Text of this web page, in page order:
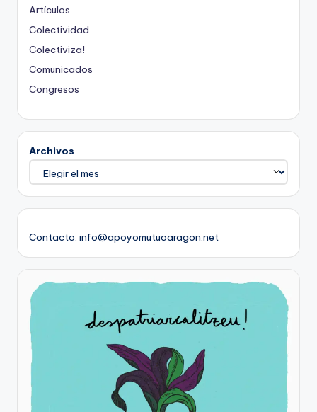
Artículos
Colectividad
Colectiviza!
Comunicados
Congresos
Archivos
Contacto: info@apoyomutuoaragon.net